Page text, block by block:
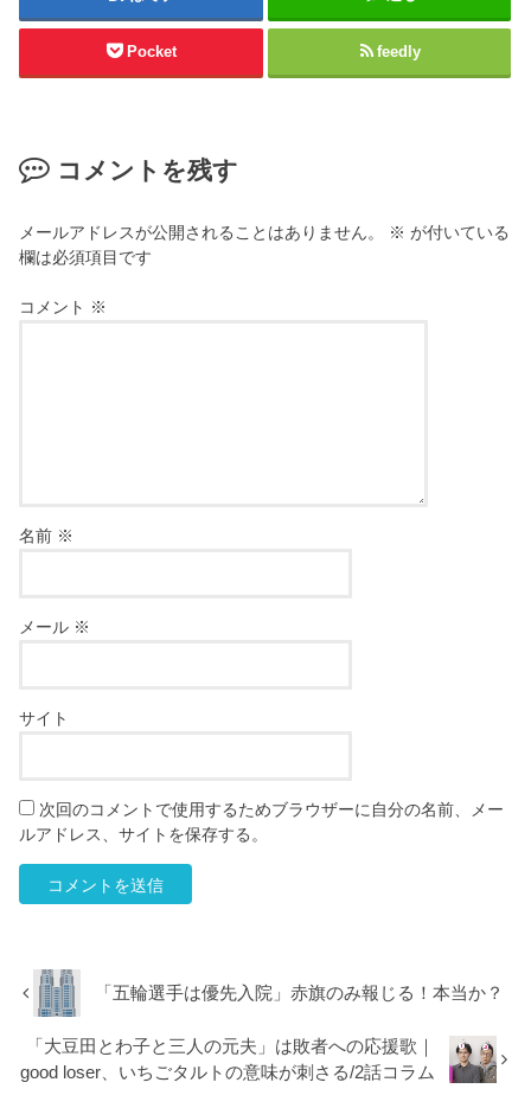
Pocket feedly
コメントを残す
メールアドレスが公開されることはありません。 ※ が付いている
欄は必須項目です
コメント ※
名前 ※
メール ※
サイト
次回のコメントで使用するためブラウザーに自分の名前、メー
ルアドレス、サイトを保存する。
「五輪選手は優先入院」赤旗のみ報じる！本当か？
「大豆田とわ子と三人の元夫」は敗者への応援歌｜
good loser、いちごタルトの意味が刺さる/2話コラム